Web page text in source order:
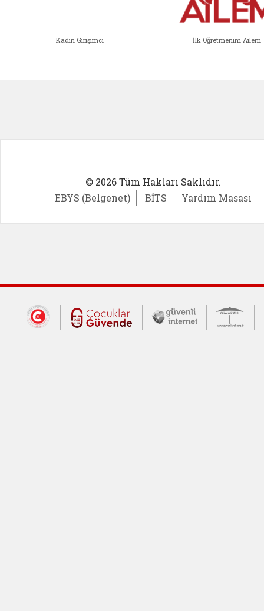
Kadın Girişimci İlk Öğretmenim Ailem
© 2026 Tüm Hakları Saklıdır.
EBYS (Belgenet)
BİTS Yardım Masası
Dış Bağlantılar
Cumhurbaşkanlığı İletişim Merkezi
Çocuklar Güvende (yeni
Güvenli